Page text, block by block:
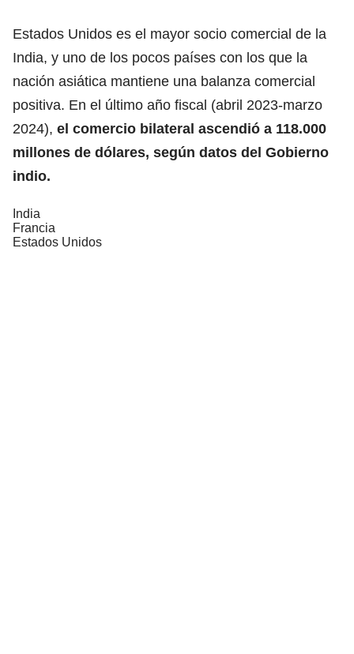
Estados Unidos es el mayor socio comercial de la
India, y uno de los pocos países con los que la
nación asiática mantiene una balanza comercial
positiva. En el último año fiscal (abril 2023-marzo
2024), el comercio bilateral ascendió a 118.000
millones de dólares, según datos del Gobierno
indio.
India
Francia
Estados Unidos